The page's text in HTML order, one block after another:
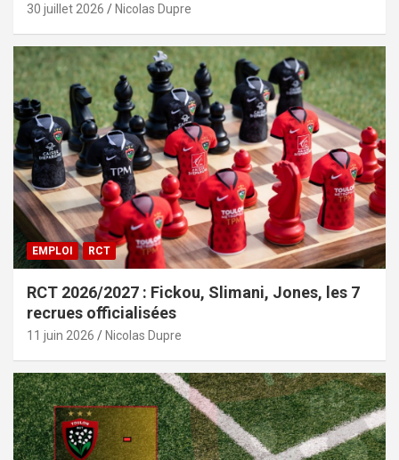
30 juillet 2026 Nicolas Dupre
EMPLOI RCT
RCT 2026/2027 : Fickou, Slimani, Jones, les 7
recrues officialisées
11 juin 2026 Nicolas Dupre